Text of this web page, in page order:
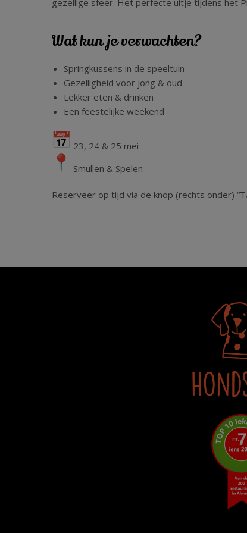
gezellige sfeer. Het perfecte uitje tijdens het
Wat kun je verwachten?
Springkussens in de speeltuin
Gezelligheid voor jong & oud
Lekker eten & drinken
Een feestelijke weekend
23, 24 & 25 mei
Smullen & Spelen
Reserveer op tijd via de knop (rechts onder)